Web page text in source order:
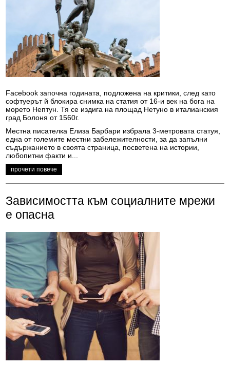
Facebook започна годината, подложена на критики, след като
софтуерът й блокира снимка на статия от 16-и век на бога на
морето Нептун. Тя се издига на площад Нетуно в италианския
град Болоня от 1560г.
Местна писателка Елиза Барбари избрала 3-метровата статуя,
една от големите местни забележителности, за да запълни
съдържанието в своята страница, посветена на истории,
любопитни факти и...
прочети повече
Зависимостта към социалните мрежи
е опасна